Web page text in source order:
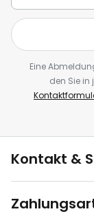
Eine
den Sie in
Kontakt &